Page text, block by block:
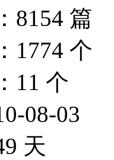
8154 篇
1774 个
11 个
08-03
天